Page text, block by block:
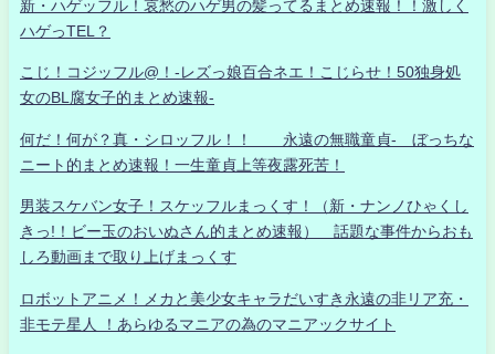
新・ハゲッフル！哀愁のハゲ男の髪ってるまとめ速報！！激しく
ハゲっTEL？
こじ！コジッフル@！-レズっ娘百合ネエ！こじらせ！50独身処
女のBL腐女子的まとめ速報-
何だ！何が？真・シロッフル！！ 永遠の無職童貞- ぼっちな
ニート的まとめ速報！一生童貞上等夜露死苦！
男装スケバン女子！スケッフルまっくす！（新・ナンノひゃくし
きっ!！ビー玉のおいぬさん的まとめ速報） 話題な事件からおも
しろ動画まで取り上げまっくす
ロボットアニメ！メカと美少女キャラだいすき永遠の非リア充・
非モテ星人 ！あらゆるマニアの為のマニアックサイト